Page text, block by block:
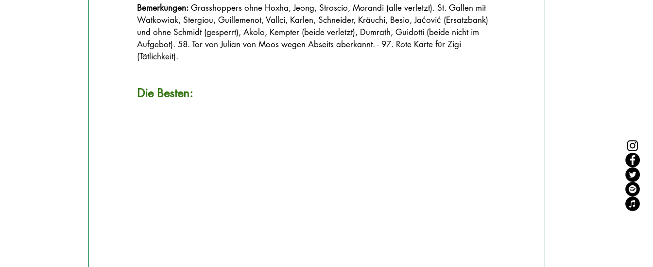
Bemerkungen: Grasshoppers ohne Hoxha, Jeong, Stroscio, Morandi (alle verletzt). St. Gallen mit
Watkowiak, Stergiou, Guillemenot, Vallci, Karlen, Schneider, Kräuchi, Besio, Jaćović (Ersatzbank)
und ohne Schmidt (gesperrt), Akolo, Kempter (beide verletzt), Dumrath, Guidotti (beide nicht im
Aufgebot). 58. Tor von Julian von Moos wegen Abseits aberkannt. - 97. Rote Karte für Zigi
(Tätlichkeit).
Die Besten: